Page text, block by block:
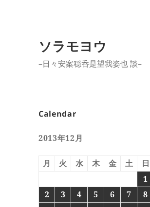
ソラモヨウ
–日々安案穏呑是望我姿也 談–
Calendar
2013年12月
月 火 水 木 金 土
日
1
2
3 4 5 6 7
8